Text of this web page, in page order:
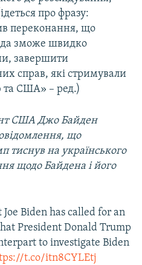
про фразу:
переконання, що
зможе швидко
завершити
справ, які стримували
та США» – ред.)
США Джо Байден
що
тиснув на українського
щодо Байдена і його
Biden has called for an
President Donald Trump
to investigate Biden
t.co/itn8CYLEtj